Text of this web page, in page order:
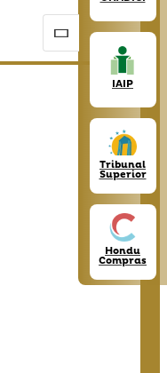
IAIP
Tribunal
Superior
Hondu
Compras